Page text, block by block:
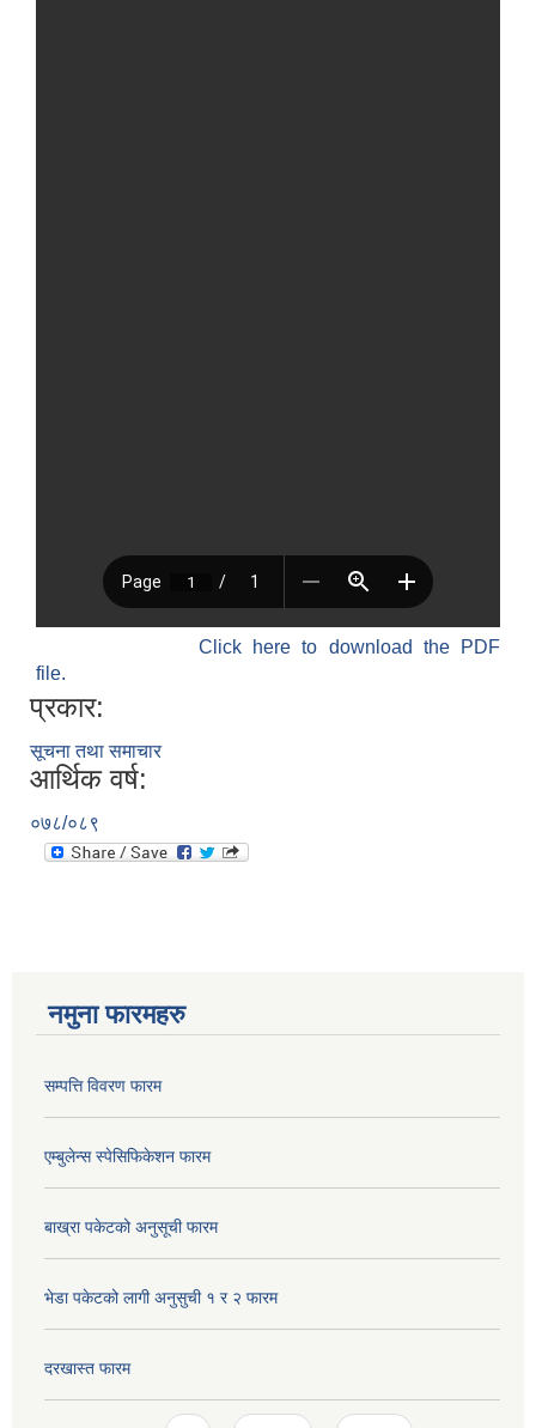
Click here to download the PDF
file.
प्रकार:
सूचना तथा समाचार
आर्थिक वर्ष:
०७८/०८९
नमुना फारमहरु
सम्पत्ति विवरण फारम
एम्बुलेन्स स्पेसिफिकेशन फारम
बाख्रा पकेटको अनुसूची फारम
भेडा पकेटको लागी अनुसुची १ र २ फारम
दरखास्त फारम